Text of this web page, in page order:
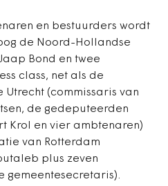
en bestuurders wordt
de Noord-Hollandse
Bond en twee
class, net als de
(commissaris van
de gedeputeerden
Krol en vier ambtenaren)
van Rotterdam
plus zeven
gemeentesecretaris).